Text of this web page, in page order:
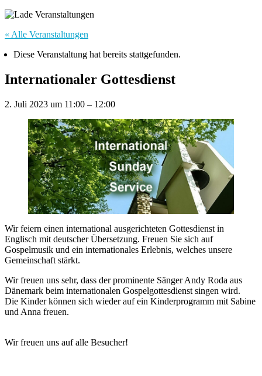
« Alle Veranstaltungen
Diese Veranstaltung hat bereits stattgefunden.
Internationaler Gottesdienst
2. Juli 2023 um 11:00 – 12:00
Wir feiern einen international ausgerichteten Gottesdienst in
Englisch mit deutscher Übersetzung. Freuen Sie sich auf
Gospelmusik und ein internationales Erlebnis, welches unsere
Gemeinschaft stärkt.
Wir freuen uns sehr, dass der prominente Sänger Andy Roda aus
Dänemark beim internationalen Gospelgottesdienst singen wird.
Die Kinder können sich wieder auf ein Kinderprogramm mit Sabine
und Anna freuen.
Wir freuen uns auf alle Besucher!